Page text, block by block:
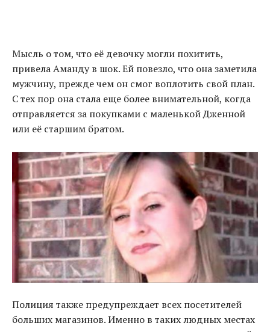
Мысль о том, что её девочку могли похитить,
привела Аманду в шок. Ей повезло, что она заметила
мужчину, прежде чем он смог воплотить свой план.
С тех пор она стала еще более внимательной, когда
отправляется за покупками с маленькой Дженной
или её старшим братом.
Полиция также предупреждает всех посетителей
больших магазинов. Именно в таких людных местах